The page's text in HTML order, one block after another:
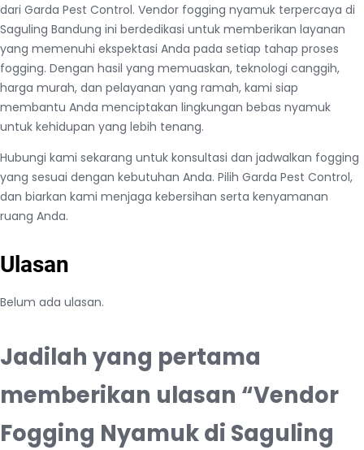
dari Garda Pest Control. Vendor fogging nyamuk terpercaya di
Saguling Bandung ini berdedikasi untuk memberikan layanan
yang memenuhi ekspektasi Anda pada setiap tahap proses
fogging. Dengan hasil yang memuaskan, teknologi canggih,
harga murah, dan pelayanan yang ramah, kami siap
membantu Anda menciptakan lingkungan bebas nyamuk
untuk kehidupan yang lebih tenang.
Hubungi kami sekarang untuk konsultasi dan jadwalkan fogging
yang sesuai dengan kebutuhan Anda. Pilih Garda Pest Control,
dan biarkan kami menjaga kebersihan serta kenyamanan
ruang Anda.
Ulasan
Belum ada ulasan.
Jadilah yang pertama
memberikan ulasan “Vendor
Fogging Nyamuk di Saguling